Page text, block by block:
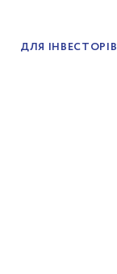
ДЛЯ ІНВЕСТОРІВ